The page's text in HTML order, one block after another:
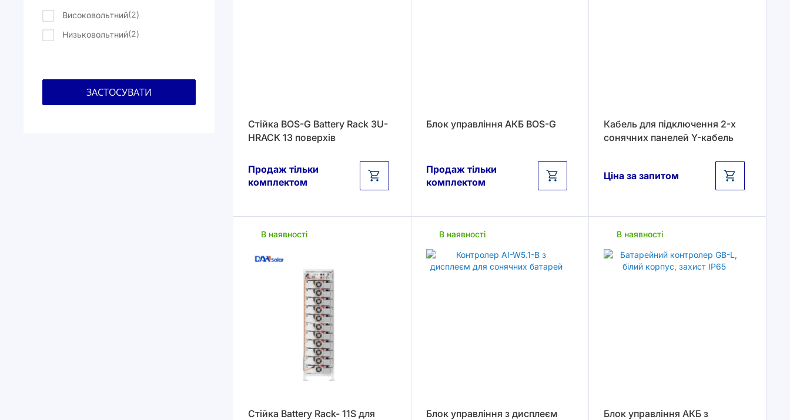
Стійка BOS-G Battery Rack 3U-
HRACK 13 поверхів
Продаж тільки
комплектом
Блок управління АКБ BOS-G
Продаж тільки
комплектом
Кабель для підключення 2-х
сонячних панелей Y-кабель
Ціна за запитом
В наявності
Стійка Battery Rack- 11S для
В наявності
Блок управління з дисплеєм
В наявності
Блок управління АКБ з
Високовольтний 2елементи
Низьковольтний 2елементи
ЗАСТОСУВАТИ